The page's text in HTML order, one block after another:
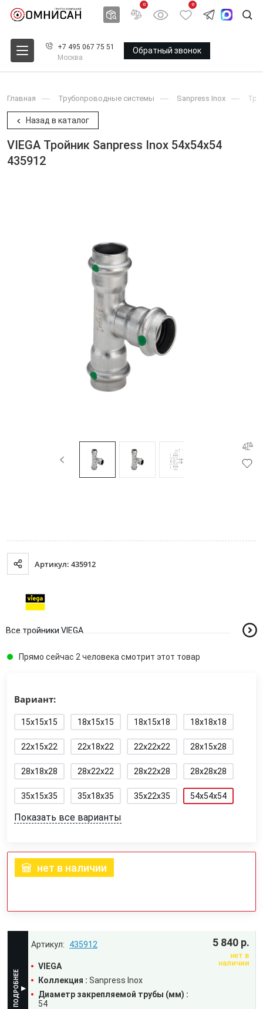
0 0
+7 495 067 75 51
Москва
Обратный звонок
Главная Трубопроводные системы Sanpress Inox
Назад в каталог
VIEGA Тройник Sanpress Inox 54x54x54
435912
Артикул: 435912
Все тройники VIEGA
Прямо сейчас 2 человека смотрит этот товар
Вариант:
15x15x15 18x15x15 18x15x18 18x18x18
22x15x22 22x18x22 22x22x22 28x15x28
28x18x28 28x22x22 28x22x28 28x28x28
35x15x35 35x18x35 35x22x35 54x54x54
Показать все варианты
нет в наличии
435912
VIEGA
Коллекция : Sanpress Inox
Диаметр закрепляемой трубы (мм) :
54
5 840 р.
нет в
наличии